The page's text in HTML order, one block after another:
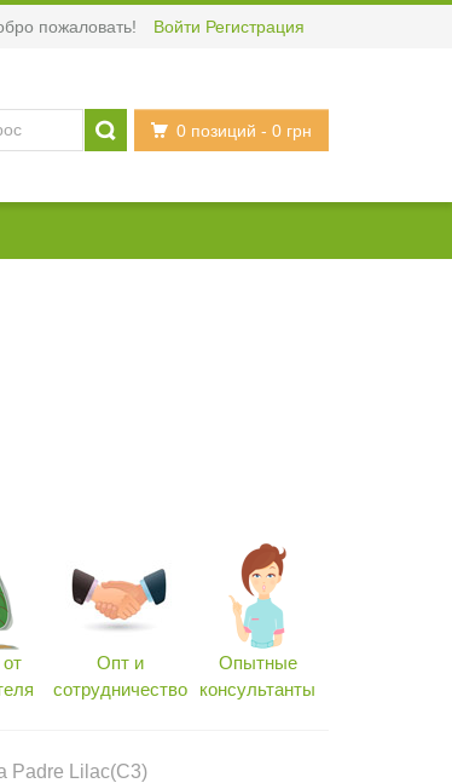
пожаловать! Войти Регистрация
0 позиций - 0 грн
Опт и
сотрудничество
Опытные
консультанты
Padre Lilac(С3)